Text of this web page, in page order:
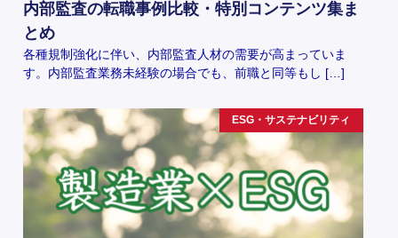
内部監査の転職事例比較・特別コンテンツ集ま
とめ
各種規制強化に伴い、内部監査人材の需要が高まっていま
す。内部監査業務未経験の場合でも、前職と同等もし […]
ESG・サステナビリティ